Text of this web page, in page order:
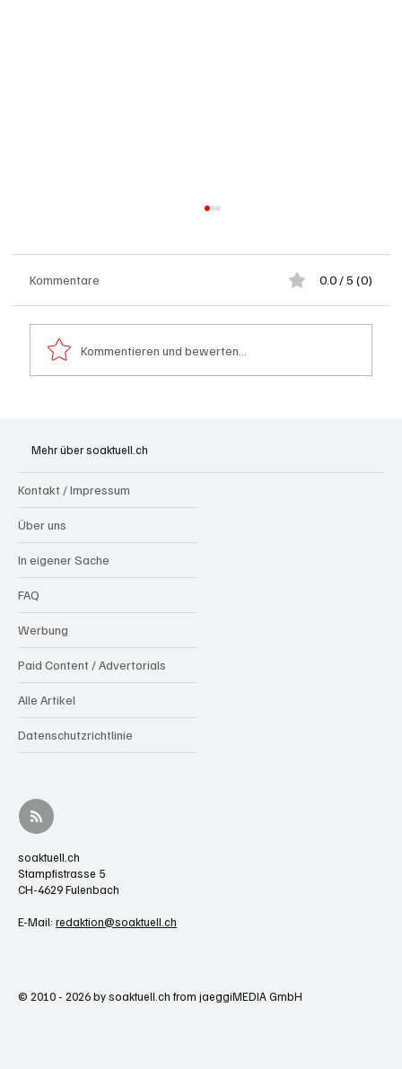
gesucht)
Kommentare 0.0 / 5 (0)
Kommentieren und bewerten...
Mehr über soaktuell.ch
Kontakt / Impressum
Über uns
In eigener Sache
FAQ
Werbung
Paid Content / Advertorials
Alle Artikel
Datenschutzrichtlinie
soaktuell.ch
Stampfistrasse 5
CH-4629 Fulenbach
E-Mail: redaktion@soaktuell.ch
© 2010 - 2026 by soaktuell.ch from jaeggiMEDIA GmbH